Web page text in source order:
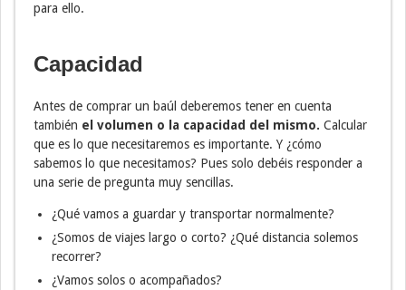
para ello.
Capacidad
Antes de comprar un baúl deberemos tener en cuenta
también el volumen o la capacidad del mismo. Calcular
que es lo que necesitaremos es importante. Y ¿cómo
sabemos lo que necesitamos? Pues solo debéis responder a
una serie de pregunta muy sencillas.
¿Qué vamos a guardar y transportar normalmente?
¿Somos de viajes largo o corto? ¿Qué distancia solemos
recorrer?
¿Vamos solos o acompañados?